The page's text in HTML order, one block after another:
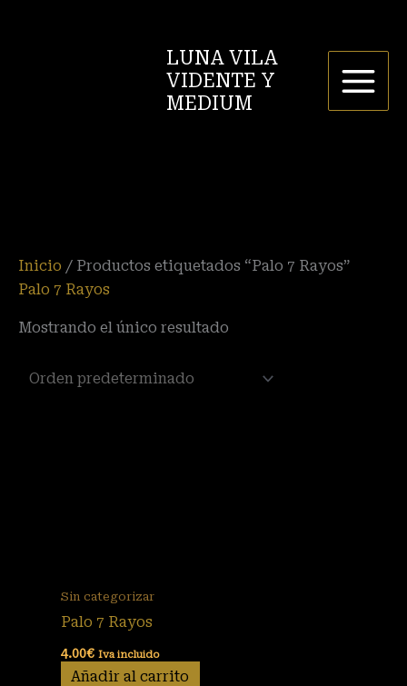
LUNA VILA
VIDENTE Y
MEDIUM
i
m
o
e
c
i
o
Inicio / Productos etiquetados “Palo 7 Rayos”
Palo 7 Rayos
Mostrando el único resultado
Sin categorizar
Palo 7 Rayos
4.00€ Iva incluido
Añadir al carrito